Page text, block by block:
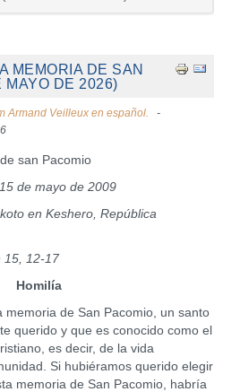
MEMORIA DE SAN
MAYO DE 2026)
Armand Veilleux en español.
san Pacomio
de mayo de 2009
en Keshero, República
15, 12-17
Homilía
de San Pacomio, un santo
querido y que es conocido como el
es decir, de la vida
Si hubiéramos querido elegir
memoria de San Pacomio, habría